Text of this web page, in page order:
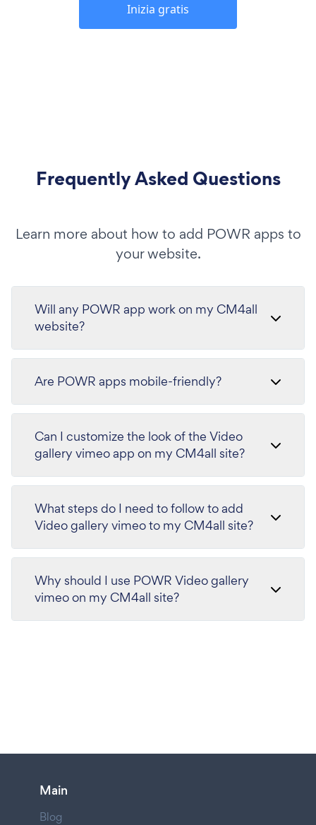
Inizia gratis
Frequently Asked Questions
Learn more about how to add POWR apps to
your website.
Will any POWR app work on my CM4all
website?
Are POWR apps mobile-friendly?
Can I customize the look of the Video
gallery vimeo app on my CM4all site?
What steps do I need to follow to add
Video gallery vimeo to my CM4all site?
Why should I use POWR Video gallery
vimeo on my CM4all site?
Main
Blog